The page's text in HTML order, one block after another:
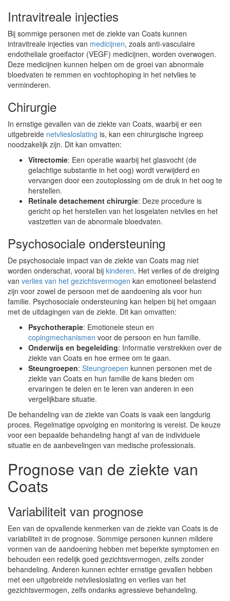
Intravitreale injecties
Bij sommige personen met de ziekte van Coats kunnen
intravitreale injecties van medicijnen, zoals anti-vasculaire
endotheliale groeifactor (VEGF) medicijnen, worden overwogen.
Deze medicijnen kunnen helpen om de groei van abnormale
bloedvaten te remmen en vochtophoping in het netvlies te
verminderen.
Chirurgie
In ernstige gevallen van de ziekte van Coats, waarbij er een
uitgebreide netvliesloslating is, kan een chirurgische ingreep
noodzakelijk zijn. Dit kan omvatten:
Vitrectomie: Een operatie waarbij het glasvocht (de
gelachtige substantie in het oog) wordt verwijderd en
vervangen door een zoutoplossing om de druk in het oog te
herstellen.
Retinale detachement chirurgie: Deze procedure is
gericht op het herstellen van het losgelaten netvlies en het
vastzetten van de abnormale bloedvaten.
Psychosociale ondersteuning
De psychosociale impact van de ziekte van Coats mag niet
worden onderschat, vooral bij kinderen. Het verlies of de dreiging
van verlies van het gezichtsvermogen kan emotioneel belastend
zijn voor zowel de persoon met de aandoening als voor hun
familie. Psychosociale ondersteuning kan helpen bij het omgaan
met de uitdagingen van de ziekte. Dit kan omvatten:
Psychotherapie: Emotionele steun en
copingmechanismen voor de persoon en hun familie.
Onderwijs en begeleiding: Informatie verstrekken over de
ziekte van Coats en hoe ermee om te gaan.
Steungroepen: Steungroepen kunnen personen met de
ziekte van Coats en hun familie de kans bieden om
ervaringen te delen en te leren van anderen in een
vergelijkbare situatie.
De behandeling van de ziekte van Coats is vaak een langdurig
proces. Regelmatige opvolging en monitoring is vereist. De keuze
voor een bepaalde behandeling hangt af van de individuele
situatie en de aanbevelingen van medische professionals.
Prognose van de ziekte van
Coats
Variabiliteit van prognose
Een van de opvallende kenmerken van de ziekte van Coats is de
variabiliteit in de prognose. Sommige personen kunnen mildere
vormen van de aandoening hebben met beperkte symptomen en
behouden een redelijk goed gezichtsvermogen, zelfs zonder
behandeling. Anderen kunnen echter ernstige gevallen hebben
met een uitgebreide netvliesloslating en verlies van het
gezichtsvermogen, zelfs ondanks agressieve behandeling.